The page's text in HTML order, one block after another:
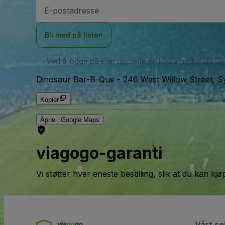
postadresse
Bli med på listen
Ved å logge på eller opprette en konto godtar du
Dinosaur Bar-B-Que - 246 West Willow Street,
Kopier
Åpne i Google Maps
viagogo-garanti
Vi støtter hver eneste bestilling, slik at du kan